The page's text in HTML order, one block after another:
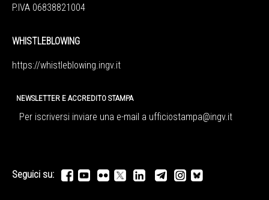
P.IVA 06838821004
WHISTLEBLOWING
https://whistleblowing.ingv.it
NEWSLETTER E ACCREDITO STAMPA
Per iscriversi inviare una e-mail a ufficiostampa@ingv.it
Seguici su: